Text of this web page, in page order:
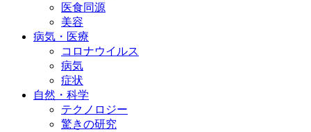
医食同源
美容
病気・医療
コロナウイルス
病気
症状
自然・科学
テクノロジー
驚きの研究